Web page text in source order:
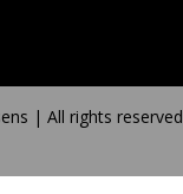
| All rights reserved